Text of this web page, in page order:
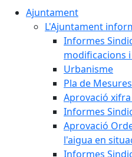
Ajuntament
L'Ajuntament
Informes
modificacions
Urbanisme
Pla de
Aprovació
Informes
Aprovació
l'aigua en
Informes